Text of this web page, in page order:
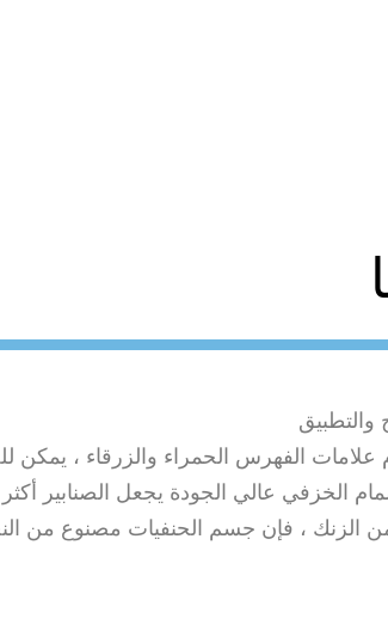
والتطبيق
علامات الفهرس الحمراء والزرقاء ،
الخزفي عالي الجودة يجعل الصنابير
جسم الحنفيات مصنوع من النحاس (59٪). السطح مطلي بالكروم ، ومضاد للصدأ ، ومقاوم